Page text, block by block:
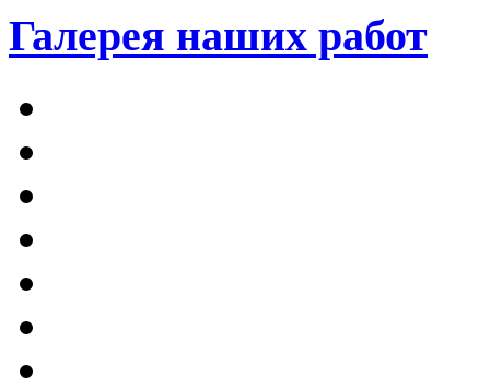
Галерея наших работ